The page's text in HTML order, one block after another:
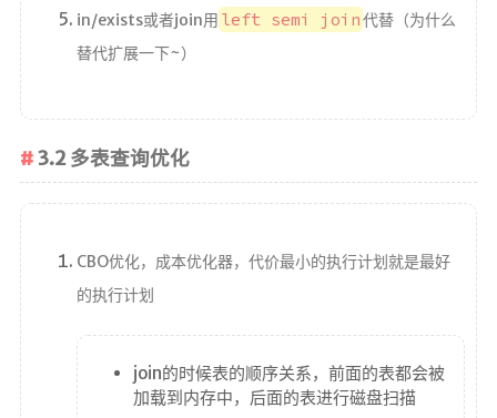
in/exists或者join用 left semi join代替（为什么
替代扩展一下~）
3.2 多表查询优化
CBO优化，成本优化器，代价最小的执行计划就是最好
的执行计划
join的时候表的顺序关系，前面的表都会被
加载到内存中，后面的表进行磁盘扫描